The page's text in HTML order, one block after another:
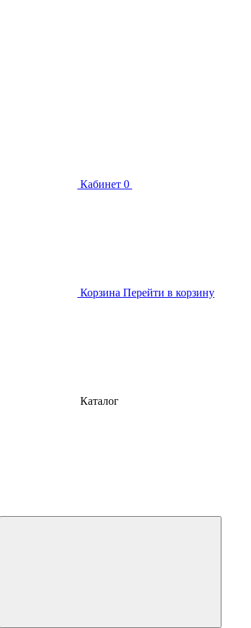
Кабинет 0
Корзина Перейти в корзину
Каталог